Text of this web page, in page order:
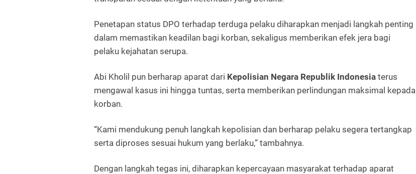
Penetapan status DPO terhadap terduga pelaku diharapkan menjadi langkah penting
dalam memastikan keadilan bagi korban, sekaligus memberikan efek jera bagi
pelaku kejahatan serupa.
Abi Kholil pun berharap aparat dari Kepolisian Negara Republik Indonesia terus
mengawal kasus ini hingga tuntas, serta memberikan perlindungan maksimal kepada
korban.
“Kami mendukung penuh langkah kepolisian dan berharap pelaku segera tertangkap
serta diproses sesuai hukum yang berlaku,” tambahnya.
Dengan langkah tegas ini, diharapkan kepercayaan masyarakat terhadap aparat